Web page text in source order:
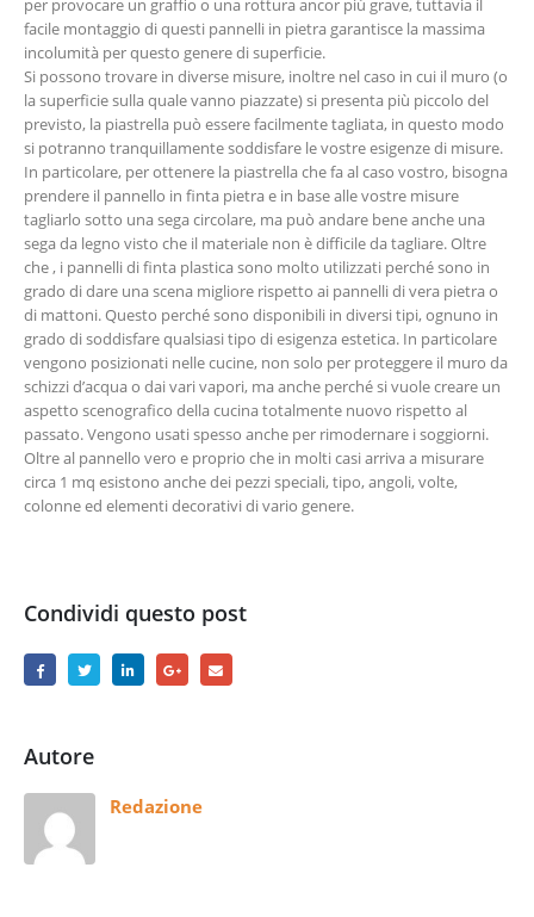
per provocare un graffio o una rottura ancor più grave, tuttavia il
facile montaggio di questi pannelli in pietra garantisce la massima
incolumità per questo genere di superficie.
Si possono trovare in diverse misure, inoltre nel caso in cui il muro (o
la superficie sulla quale vanno piazzate) si presenta più piccolo del
previsto, la piastrella può essere facilmente tagliata, in questo modo
si potranno tranquillamente soddisfare le vostre esigenze di misure.
In particolare, per ottenere la piastrella che fa al caso vostro, bisogna
prendere il pannello in finta pietra e in base alle vostre misure
tagliarlo sotto una sega circolare, ma può andare bene anche una
sega da legno visto che il materiale non è difficile da tagliare. Oltre
che , i pannelli di finta plastica sono molto utilizzati perché sono in
grado di dare una scena migliore rispetto ai pannelli di vera pietra o
di mattoni. Questo perché sono disponibili in diversi tipi, ognuno in
grado di soddisfare qualsiasi tipo di esigenza estetica. In particolare
vengono posizionati nelle cucine, non solo per proteggere il muro da
schizzi d’acqua o dai vari vapori, ma anche perché si vuole creare un
aspetto scenografico della cucina totalmente nuovo rispetto al
passato. Vengono usati spesso anche per rimodernare i soggiorni.
Oltre al pannello vero e proprio che in molti casi arriva a misurare
circa 1 mq esistono anche dei pezzi speciali, tipo, angoli, volte,
colonne ed elementi decorativi di vario genere.
Condividi questo post
Autore
Redazione